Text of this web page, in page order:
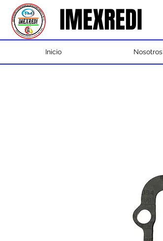
IMEXREDI
IMEXREDI
Inicio Nosotros